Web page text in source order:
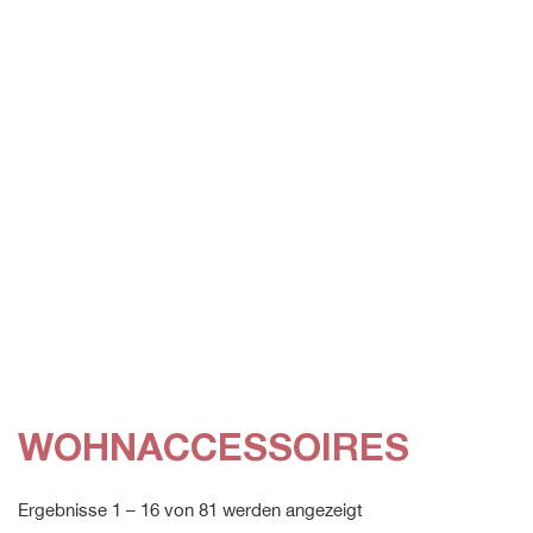
WOHNACCESSOIRES
Ergebnisse 1 – 16 von 81 werden angezeigt